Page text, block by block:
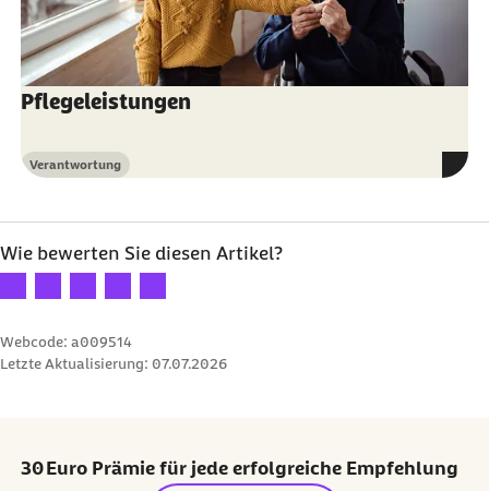
Pflegeleistungen
Kategorie
Verantwortung
Wie bewerten Sie diesen Artikel?
Ihre Bewertung: 1 Stern
Ihre Bewertung: 2 Sterne
Ihre Bewertung: 3 Sterne
Ihre Bewertung: 4 Sterne
Ihre Bewertung: 5 Sterne
Webcode: a009514
Letzte Aktualisierung: 07.07.2026
30 Euro Prämie für jede erfolgreiche Empfehlung